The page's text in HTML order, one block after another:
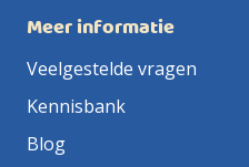
Meer informatie
Veelgestelde vragen
Kennisbank
Blog